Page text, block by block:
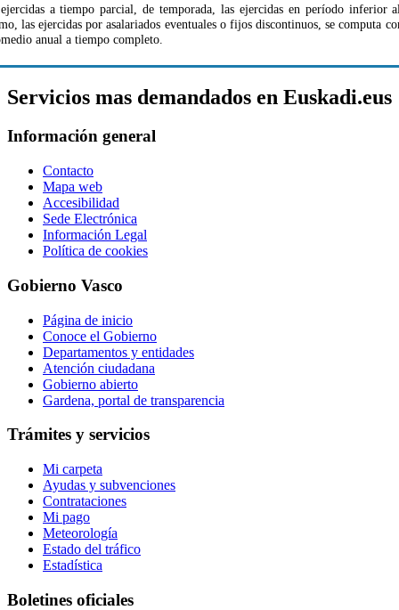
a tiempo parcial, de temporada, las ejercidas en período inferior
las ejercidas por asalariados eventuales o fijos discontinuos, se computa
anual a tiempo completo.
Servicios mas demandados en Euskadi.eus
Información general
Contacto
Mapa web
Accesibilidad
Sede Electrónica
Información Legal
Política de cookies
Gobierno Vasco
Página de inicio
Conoce el Gobierno
Departamentos y entidades
Atención ciudadana
Gobierno abierto
Gardena, portal de transparencia
Trámites y servicios
Mi carpeta
Ayudas y subvenciones
Contrataciones
Mi pago
Meteorología
Estado del tráfico
Estadística
Boletines oficiales